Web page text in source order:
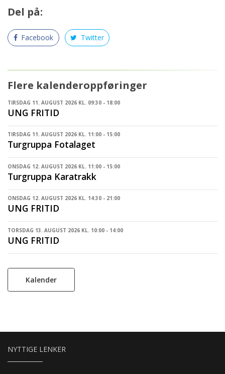
Del på:
Facebook Twitter
Flere kalenderoppføringer
TIRSDAG 11. AUGUST 2026 KL. 09:30 - 18:00
UNG FRITID
TIRSDAG 11. AUGUST 2026 KL. 11:00 - 15:00
Turgruppa Fotalaget
ONSDAG 12. AUGUST 2026 KL. 11:00 - 15:00
Turgruppa Karatrakk
ONSDAG 12. AUGUST 2026 KL. 14:30 - 21:00
UNG FRITID
TORSDAG 13. AUGUST 2026 KL. 10:00 - 14:00
UNG FRITID
Kalender
NYTTIGE LENKER